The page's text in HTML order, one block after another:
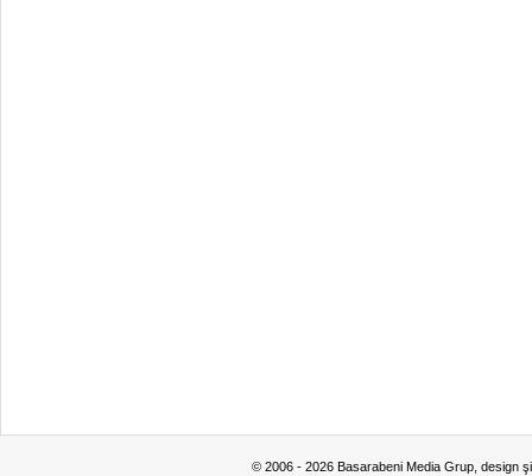
© 2006 - 2026 Basarabeni Media Grup, design